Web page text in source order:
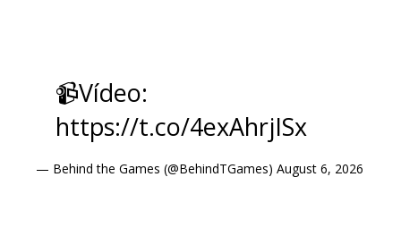
📹Vídeo:
https://t.co/4exAhrjISx
— Behind the Games (@BehindTGames) August 6, 2026